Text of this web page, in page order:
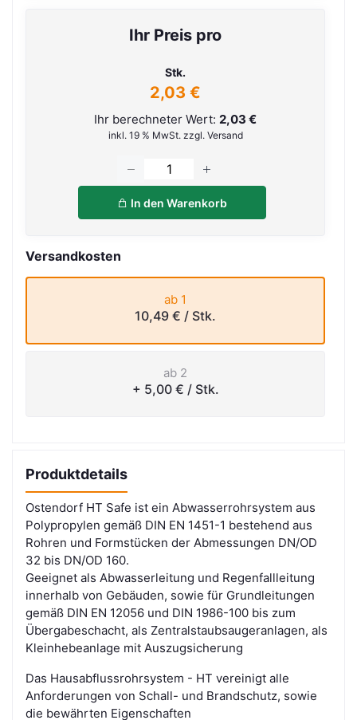
Ihr Preis pro
Stk.
2,03 €
Ihr berechneter Wert: 2,03 €
inkl. 19 % MwSt. zzgl. Versand
In den Warenkorb
Versandkosten
ab 1
10,49 € / Stk.
ab 2
+ 5,00 € / Stk.
Produktdetails
Ostendorf HT Safe ist ein Abwasserrohrsystem aus
Polypropylen gemäß DIN EN 1451-1 bestehend aus
Rohren und Formstücken der Abmessungen DN/OD
32 bis DN/OD 160.
Geeignet als Abwasserleitung und Regenfallleitung
innerhalb von Gebäuden, sowie für Grundleitungen
gemäß DIN EN 12056 und DIN 1986-100 bis zum
Übergabeschacht, als Zentralstaubsaugeranlagen, als
Kleinhebeanlage mit Auszugsicherung
Das Hausabflussrohrsystem - HT vereinigt alle
Anforderungen von Schall- und Brandschutz, sowie
die bewährten Eigenschaften